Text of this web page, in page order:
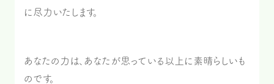
に尽力いたします。
あなたの力は、あなたが思っている以上に素晴らしいも
のです。